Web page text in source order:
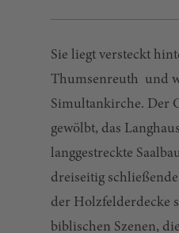
Sie liegt versteckt
Thumsenreuth und
Simultankirche. Der
gewölbt, das
langgestreckte
dreiseitig
der Holzfelderdecke
biblischen Szenen,